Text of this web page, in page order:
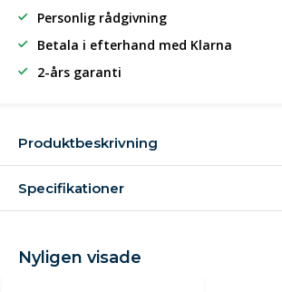
Personlig rådgivning
Betala i efterhand med Klarna
2-års garanti
Produktbeskrivning
Specifikationer
Nyligen visade